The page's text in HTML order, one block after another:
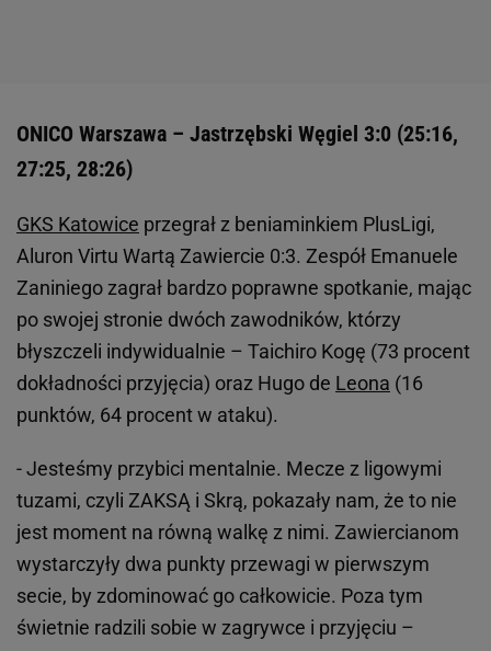
ONICO Warszawa – Jastrzębski Węgiel 3:0 (25:16,
27:25, 28:26)
GKS Katowice przegrał z beniaminkiem PlusLigi,
Aluron Virtu Wartą Zawiercie 0:3. Zespół Emanuele
Zaniniego zagrał bardzo poprawne spotkanie, mając
po swojej stronie dwóch zawodników, którzy
błyszczeli indywidualnie – Taichiro Kogę (73 procent
dokładności przyjęcia) oraz Hugo de Leona (16
punktów, 64 procent w ataku).
- Jesteśmy przybici mentalnie. Mecze z ligowymi
tuzami, czyli ZAKSĄ i Skrą, pokazały nam, że to nie
jest moment na równą walkę z nimi. Zawiercianom
wystarczyły dwa punkty przewagi w pierwszym
secie, by zdominować go całkowicie. Poza tym
świetnie radzili sobie w zagrywce i przyjęciu –